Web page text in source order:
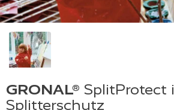
GRONAL® SplitProtect i
Splitterschutz